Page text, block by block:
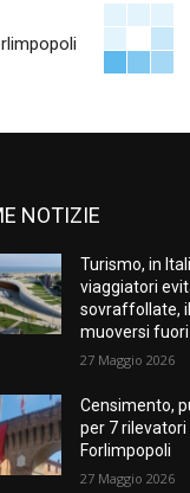
NOTIZIE
Turismo, in
viaggiatori
sovraffollate,
muoversi
27 Maggio 2026
Censimento,
per 7 rilevatori
Forlimpopoli
27 Maggio 2026